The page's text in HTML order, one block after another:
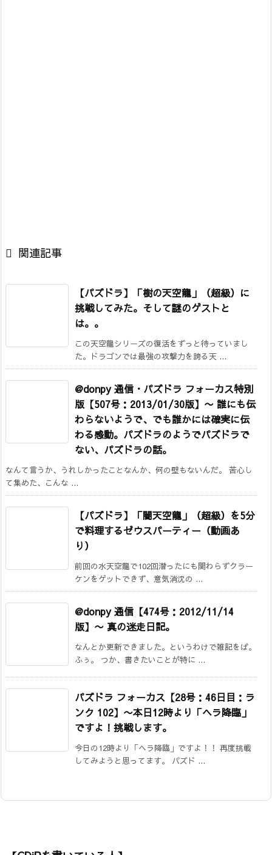
 関連記事
【パズドラ】「樹の天空龍」（超級）に
挑戦してみた。そして謎のゲストと
は。。
この天空龍シリーズの復活をずっと待っていまし
た。ドラゴンでは最強の攻撃力を誇る天 ...
@donpy 通信・パズドラ フォーカス特別
版【507号：2013/01/30版】 〜 誰にも伝
わらないようで、でも誰かには確実に伝
わる感動。パズドラのようでパズドラで
ない、パズドラの話。
なんて言うか、うれしかったことなんか、何の壁もないんだ。 苦心し
て集めた、こんな ...
【パズドラ】「闇天空龍」（超級）を5分
で料理するゼウスパーティー（動画あ
り）
前回の水天空龍で102回潜ったにも関わらずクラー
ケンをゲットできず、意気消沈の ...
@donpy 通信【474号：2012/11/14
版】 〜 真の迷走日記。
なんとか更新できました。というわけで雑記をば。
ふぅ。 つか、書きたいことが特に ...
パズドラ フォーカス【28号：46日目：ラ
ンク 102】 〜本日12時より「ヘラ降臨」
ですよ！挑戦します。
今日の12時より「ヘラ降臨」ですよ！！ 再度挑戦
してみようと思ってます。 パズド ...